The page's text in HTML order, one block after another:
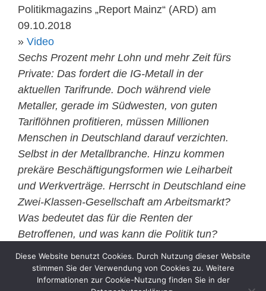
Politikmagazins „Report Mainz“ (ARD) am
09.10.2018
» Video
Sechs Prozent mehr Lohn und mehr Zeit fürs
Private: Das fordert die IG-Metall in der
aktuellen Tarifrunde. Doch während viele
Metaller, gerade im Südwesten, von guten
Tariflöhnen profitieren, müssen Millionen
Menschen in Deutschland darauf verzichten.
Selbst in der Metallbranche. Hinzu kommen
prekäre Beschäftigungsformen wie Leiharbeit
und Werkverträge. Herrscht in Deutschland eine
Zwei-Klassen-Gesellschaft am Arbeitsmarkt?
Was bedeutet das für die Renten der
Betroffenen, und was kann die Politik tun?
mit Betroffenen und Experten.
Diese Website benutzt Cookies. Durch Nutzung dieser Website
stimmen Sie der Verwendung von Cookies zu. Weitere
Informationen zur Cookie-Nutzung finden Sie in der